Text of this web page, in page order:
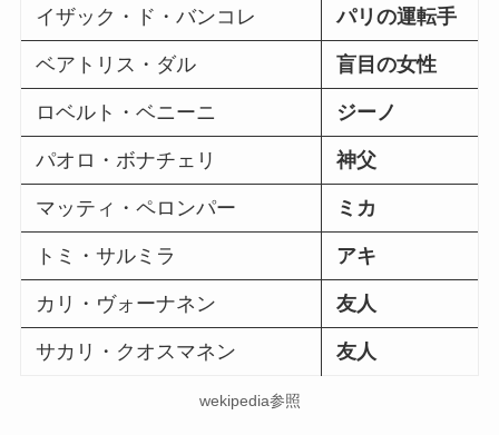
イザック・ド・バンコレ パリの運転手
ベアトリス・ダル 盲目の女性
ロベルト・ベニーニ ジーノ
パオロ・ボナチェリ 神父
マッティ・ペロンパー ミカ
トミ・サルミラ アキ
カリ・ヴォーナネン 友人
サカリ・クオスマネン 友人
wekipedia参照